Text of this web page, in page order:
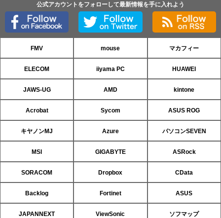
公式アカウントをフォローして最新情報を手に入れよう
FMV mouse マカフィー
ELECOM iiyama PC HUAWEI
JAWS-UG AMD kintone
Acrobat Sycom ASUS ROG
キヤノンMJ Azure パソコンSEVEN
MSI GIGABYTE ASRock
SORACOM Dropbox CData
Backlog Fortinet ASUS
JAPANNEXT ViewSonic ソフマップ